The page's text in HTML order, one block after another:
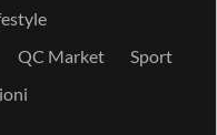
QC Market
Sport